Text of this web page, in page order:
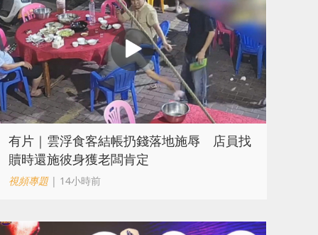
​有片｜雲浮食客結帳扔錢落地施辱 店員找
贖時還施彼身獲老闆肯定
視頻專題| 14小時前